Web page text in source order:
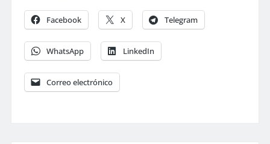
Facebook X Telegram
WhatsApp LinkedIn
Correo electrónico